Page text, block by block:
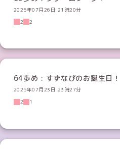
2025年07月26日 21時20分
2
2
64歩め : すずなぴのお誕生日！
2025年07月23日 23時27分
2
1